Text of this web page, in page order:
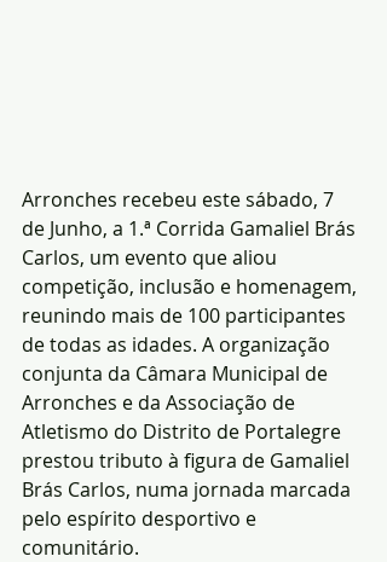
Arronches recebeu este sábado, 7
de Junho, a 1.ª Corrida Gamaliel Brás
Carlos, um evento que aliou
competição, inclusão e homenagem,
reunindo mais de 100 participantes
de todas as idades. A organização
conjunta da Câmara Municipal de
Arronches e da Associação de
Atletismo do Distrito de Portalegre
prestou tributo à figura de Gamaliel
Brás Carlos, numa jornada marcada
pelo espírito desportivo e
comunitário.